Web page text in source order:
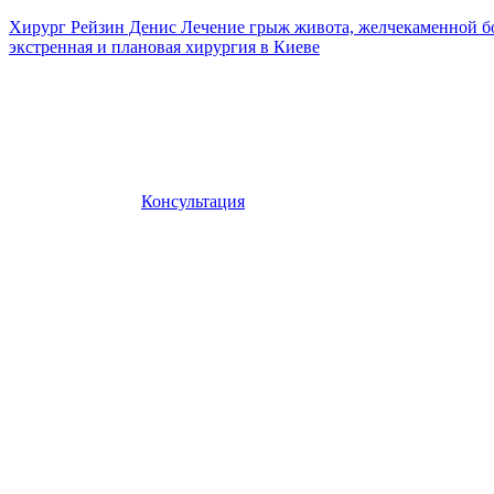
Хирург Рейзин Денис Лечение грыж живота, желчекаменной
экстренная и плановая хирургия в Киеве
Консультация